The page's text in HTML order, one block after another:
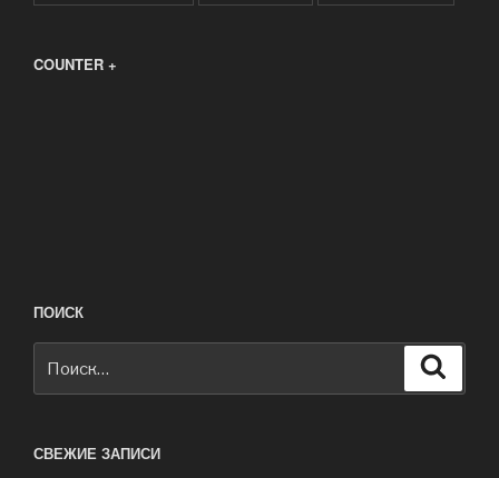
COUNTER +
ПОИСК
СВЕЖИЕ ЗАПИСИ